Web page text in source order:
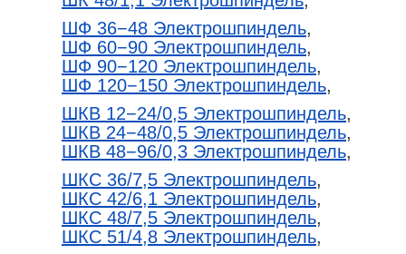
ШФ 36−48 Электрошпиндель,
ШФ 60−90 Электрошпиндель,
ШФ 90−120 Электрошпиндель,
ШФ 120−150 Электрошпиндель,
ШКВ 12−24/0,5 Электрошпиндель,
ШКВ 24−48/0,5 Электрошпиндель,
ШКВ 48−96/0,3 Электрошпиндель,
ШКС 36/7,5 Электрошпиндель,
ШКС 42/6,1 Электрошпиндель,
ШКС 48/7,5 Электрошпиндель,
ШКС 51/4,8 Электрошпиндель,